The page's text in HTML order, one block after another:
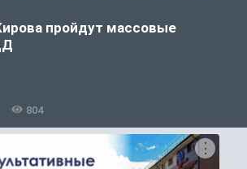
пройдут массовые
804